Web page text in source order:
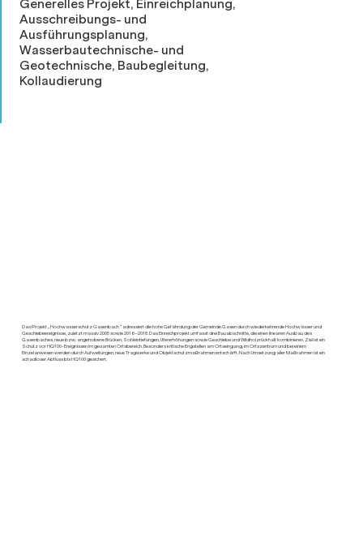
Generelles Projekt, Einreichplanung,
Ausschreibungs- und
Ausführungsplanung,
Wasserbautechnische- und
Geotechnische, Baubegleitung,
Kollaudierung
Das Projekt „Hochwasserschutz Gasenbach“ adressiert die hohe Gefährdung der Gemeinde Gasen durch wiederkehrende Hochwässer und
Geschiebeereignisse, zuletzt massiv 2005 sowie 2016–2018. Das Einreichprojekt umfasst drei Bauabschnitte, die einen linearen Ausbau des
Gasenbaches, neue bzw. angehobene Brücken, Sohleintiefungen, Ufererhöhungen sowie Geschiebe und Wildholzrückhalt kombinieren. Ziel ist ein
Schutz vor HQ100-Ereignissen im gesamten Ortsbereich. Besonders kritische Engstellen am Ortseingang, im Ortszentrum und bei einem
Einzelanwesen werden durch Aufweitungen, neue Tragwerke und Objektschutzmaßnahmen entschärft. Nach Umsetzung aller Maßnahmen ist ein
schadloser Abfluss bis HQ100 gesichert.